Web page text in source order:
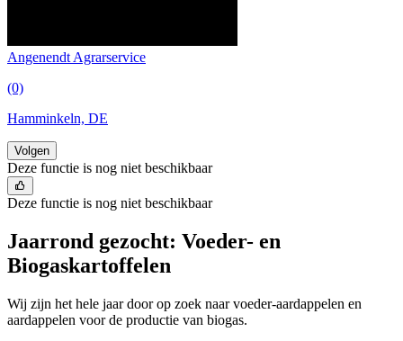
Angenendt Agrarservice
(0)
Hamminkeln, DE
Volgen
Deze functie is nog niet beschikbaar
Deze functie is nog niet beschikbaar
Jaarrond gezocht: Voeder- en
Biogaskartoffelen
Wij zijn het hele jaar door op zoek naar voeder-aardappelen en
aardappelen voor de productie van biogas.